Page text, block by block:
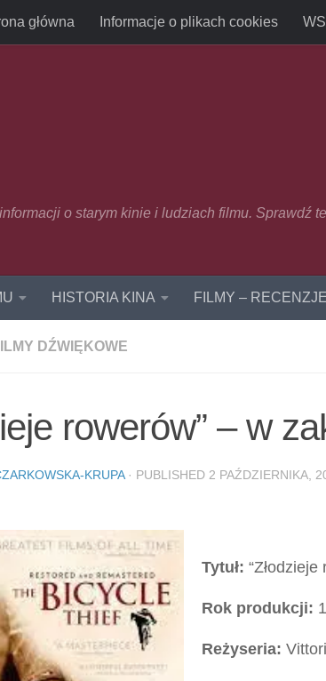
główna Informacje o plikach cookies
o starym kinie i ludziach filmu. Sprawdź
HISTORIA KINA FILMY – RECENZJE
DŹWIĘKOWE
rowerów” – w
KRUPA · PUBLISHED 2 PAŹDZIERNIKA,
Tytuł:
Rok produkcji:
Reżyseria: